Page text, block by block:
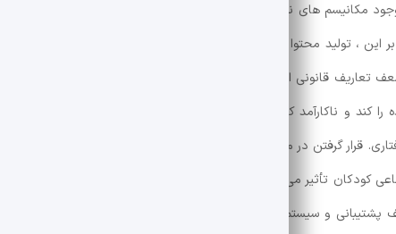
مکانیسم های نظارت کافی و جاروبرقی های قانونی باعث شده است که
این ، تولید محتوا که اخیراً در فضای مجازی رونق می گیرد ، عملاً فاقد
قانونی از کار کودکان و سوء استفاده اقتصادی ، محدودیت
و عدم هماهنگی بین آژانس های مسئول ، روند درمان این پدیده را کند و ناکارآمد کرده است
رفتاری. قرار گرفتن در معرض مداوم در شرایط سخت ، استرس محیطی ،
، علاوه بر کاهش کیفیت زندگی ، بر توانایی یادگیری و
پشتیبانی و سیستم های آموزشی است. این مشکل منجر به کاهش